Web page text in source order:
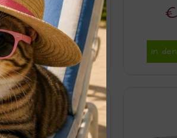
€7,40
Weiterlesen
€
In